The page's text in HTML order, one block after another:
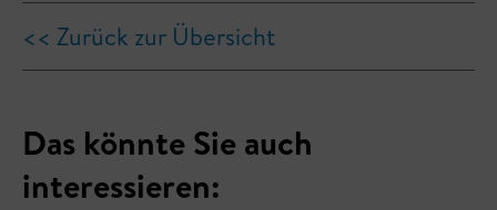
<< Zurück zur Übersicht
Das könnte Sie auch
interessieren: